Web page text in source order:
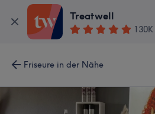
Treatwell
130K
Friseure in der Nähe